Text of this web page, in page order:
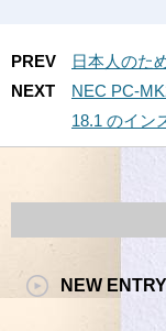
PREV
日本人のた
NEXT
NEC PC-
18.1 のイン
NEW ENTRY